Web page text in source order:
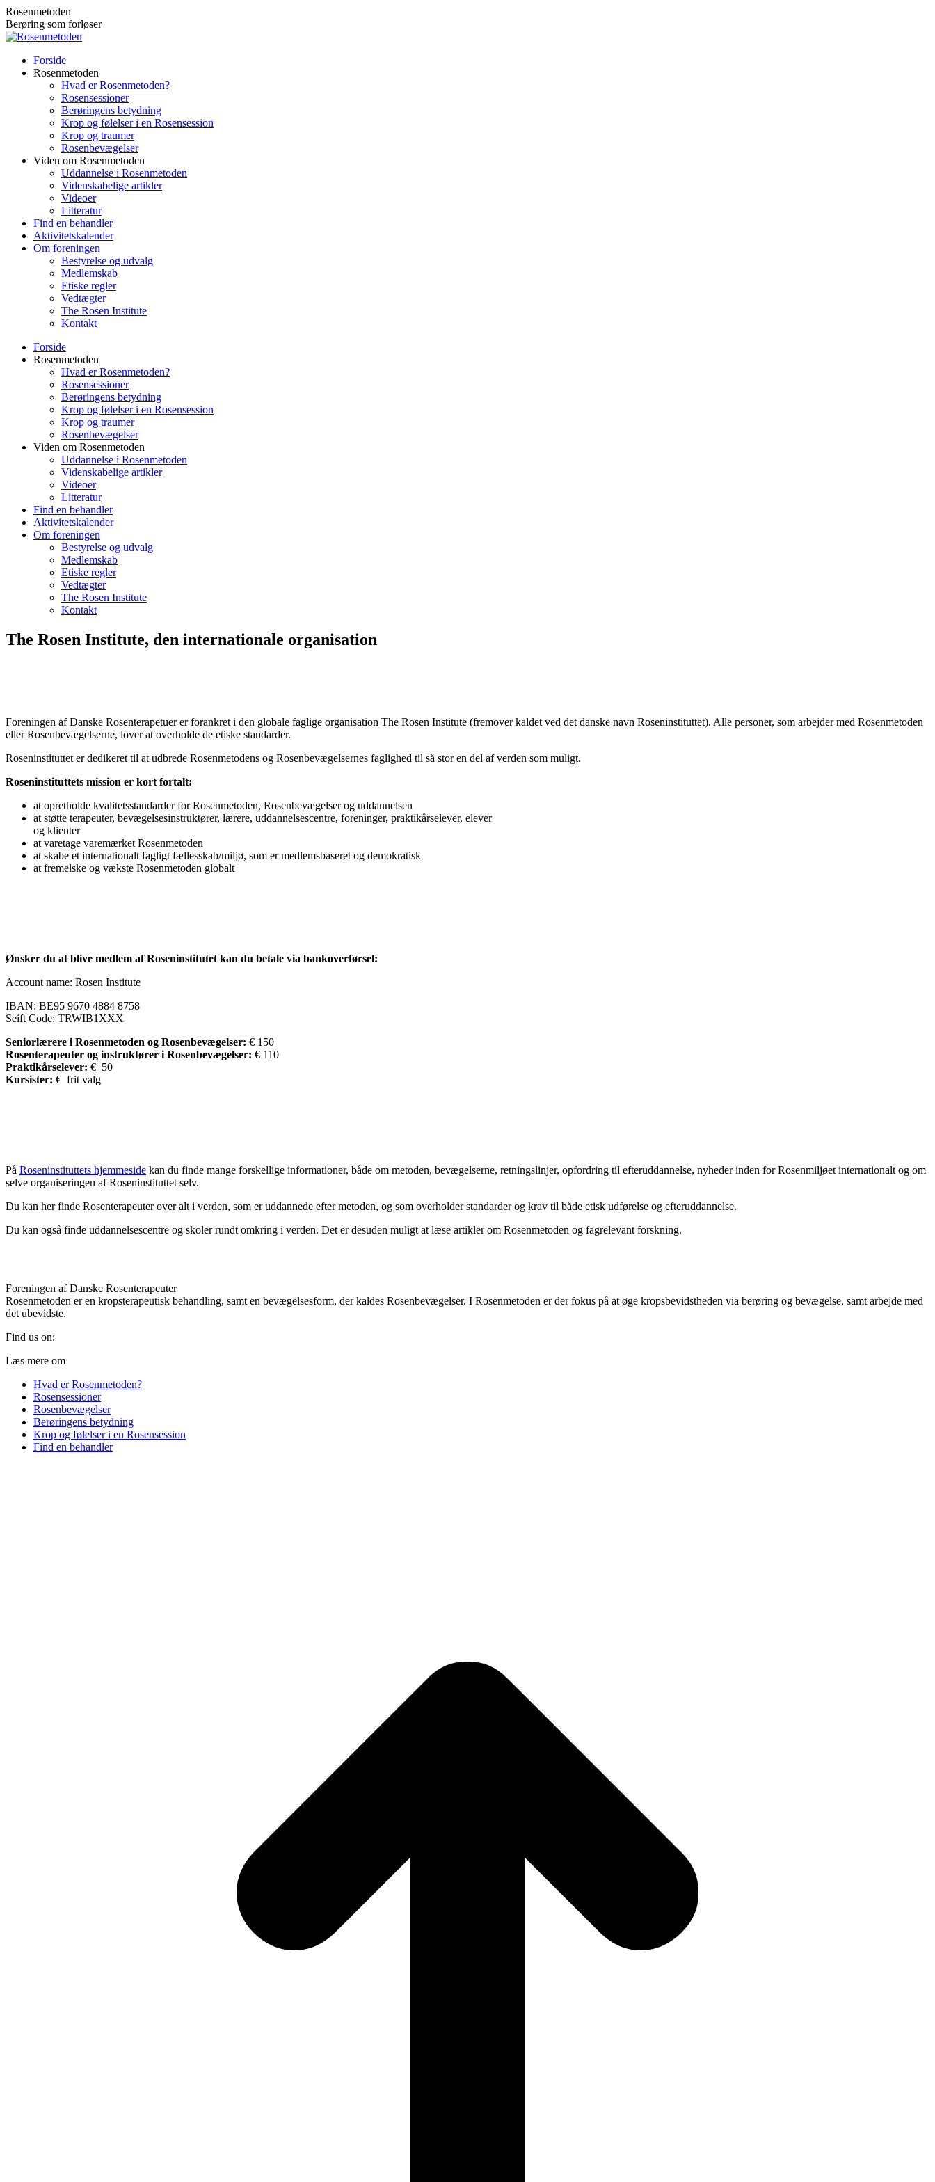
Skip
to
content
Rosenmetoden
Berøring som forløser
Forside
Rosenmetoden
Hvad er Rosenmetoden?
Rosensessioner
Berøringens betydning
Krop og følelser i en Rosensession
Krop og traumer
Rosenbevægelser
Viden om Rosenmetoden
Uddannelse i Rosenmetoden
Videnskabelige artikler
Videoer
Litteratur
Find en behandler
Aktivitetskalender
Om foreningen
Bestyrelse og udvalg
Medlemskab
Etiske regler
Vedtægter
The Rosen Institute
Kontakt
Forside
Rosenmetoden
Hvad er Rosenmetoden?
Rosensessioner
Berøringens betydning
Krop og følelser i en Rosensession
Krop og traumer
Rosenbevægelser
Viden om Rosenmetoden
Uddannelse i Rosenmetoden
Videnskabelige artikler
Videoer
Litteratur
Find en behandler
Aktivitetskalender
Om foreningen
Bestyrelse og udvalg
Medlemskab
Etiske regler
Vedtægter
The Rosen Institute
Kontakt
The Rosen Institute, den internationale organisation
Foreningen af Danske Rosenterapetuer er forankret i den globale faglige organisation The Rosen Institute (fremover kaldet ved det danske navn Roseninstituttet). Alle personer, som arbejder med Rosenmetoden
eller Rosenbevægelserne, lover at overholde de etiske standarder.
Roseninstituttet er dedikeret til at udbrede Rosenmetodens og Rosenbevægelsernes faglighed til så stor en del af verden som muligt.
Roseninstituttets mission er kort fortalt:
at opretholde kvalitetsstandarder for Rosenmetoden, Rosenbevægelser og uddannelsen
at støtte terapeuter, bevægelsesinstruktører, lærere, uddannelsescentre, foreninger, praktikårselever, elever
og klienter
at varetage varemærket Rosenmetoden
at skabe et internationalt fagligt fællesskab/miljø, som er medlemsbaseret og demokratisk
at fremelske og vækste Rosenmetoden globalt
Ønsker du at blive medlem af Roseninstitutet kan du betale via bankoverførsel:
Account name: Rosen Institute
IBAN: BE95 9670 4884 8758
Seift Code: TRWIB1XXX
Seniorlærere i Rosenmetoden og Rosenbevægelser: € 150
Rosenterapeuter og instruktører i Rosenbevægelser: € 110
Praktikårselever: € 50
Kursister: € frit valg
På Roseninstituttets hjemmeside kan du finde mange forskellige informationer, både om metoden, bevægelserne, retningslinjer, opfordring til efteruddannelse, nyheder inden for Rosenmiljøet internationalt og om
selve organiseringen af Roseninstituttet selv.
Du kan her finde Rosenterapeuter over alt i verden, som er uddannede efter metoden, og som overholder standarder og krav til både etisk udførelse og efteruddannelse.
Du kan også finde uddannelsescentre og skoler rundt omkring i verden. Det er desuden muligt at læse artikler om Rosenmetoden og fagrelevant forskning.
Foreningen af Danske Rosenterapeuter
Rosenmetoden er en kropsterapeutisk behandling, samt en bevægelsesform, der kaldes Rosenbevægelser. I Rosenmetoden er der fokus på at øge kropsbevidstheden via berøring og bevægelse, samt arbejde med
det ubevidste.
Find us on:
Facebook
opens
new
window
Mail
opens
new
window
Website
opens
new
window
Læs mere om
Hvad er Rosenmetoden?
Rosensessioner
Rosenbevægelser
Berøringens betydning
Krop og følelser i en Rosensession
Find en behandler